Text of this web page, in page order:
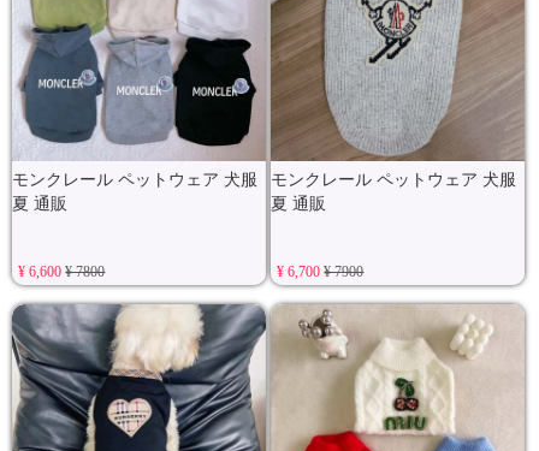
モンクレール ペットウェア 犬服
夏 通販
¥ 6,600¥ 7800
モンクレール ペットウェア 犬服
夏 通販
¥ 6,700¥ 7900